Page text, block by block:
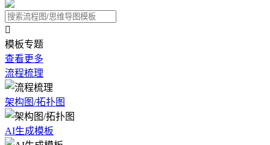

模板专题
查看更多
流程梳理
架构图/拓扑图
AI生成模板